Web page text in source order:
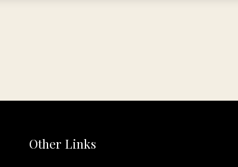
Other Links